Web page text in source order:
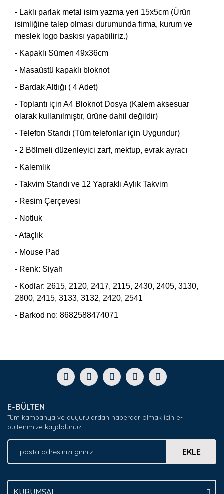
- Laklı parlak metal isim yazma yeri 15x5cm (Ürün
isimliğine talep olması durumunda firma, kurum ve
meslek logo baskısı yapabiliriz.)
- Kapaklı Sümen 49x36cm
- Masaüstü kapaklı bloknot
- Bardak Altlığı ( 4 Adet)
- Toplantı için A4 Bloknot Dosya (Kalem aksesuar
olarak kullanılmıştır, ürüne dahil değildir)
- Telefon Standı (Tüm telefonlar için Uygundur)
- 2 Bölmeli düzenleyici zarf, mektup, evrak ayracı
- Kalemlik
- Takvim Standı ve 12 Yapraklı Aylık Takvim
- Resim Çerçevesi
- Notluk
- Ataçlık
- Mouse Pad
- Renk: Siyah
- Kodlar: 2615, 2120, 2417, 2115, 2430, 2405, 3130,
2800, 2415, 3133, 3132, 2420, 2541
- Barkod no: 8682588474071
Yorum Yaz
formunu kullanarak tarafımıza iletebilirsiniz.
Görüş ve önerileriniz için teşekkür ederiz.
Ürün açıklamasında eksik bilgiler bulunuyor.
Ürün bilgilerinde hatalar bulunuyor.
Ürün fiyatı diğer sitelerden daha pahalı.
Bu ürüne benzer farklı alternatifler olmalı.
E-BÜLTEN
Tüm kampanya ve duyurulardan haberdar olmak için e-
bültenimize kaydolunuz.
EKLE
KURUMSAL